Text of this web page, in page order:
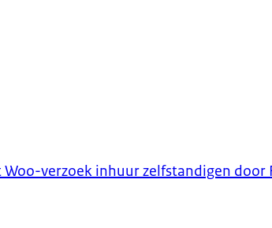
verzoek inhuur zelfstandigen door